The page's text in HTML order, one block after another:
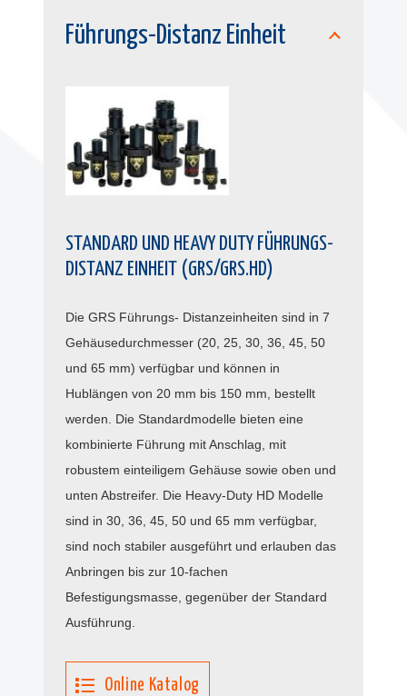
Führungs-Distanz Einheit
STANDARD UND HEAVY DUTY FÜHRUNGS-
DISTANZ EINHEIT (GRS/GRS.HD)
Die GRS Führungs- Distanzeinheiten sind in 7
Gehäusedurchmesser (20, 25, 30, 36, 45, 50
und 65 mm) verfügbar und können in
Hublängen von 20 mm bis 150 mm, bestellt
werden. Die Standardmodelle bieten eine
kombinierte Führung mit Anschlag, mit
robustem einteiligem Gehäuse sowie oben und
unten Abstreifer. Die Heavy-Duty HD Modelle
sind in 30, 36, 45, 50 und 65 mm verfügbar,
sind noch stabiler ausgeführt und erlauben das
Anbringen bis zur 10-fachen
Befestigungsmasse, gegenüber der Standard
Ausführung.
Online Katalog